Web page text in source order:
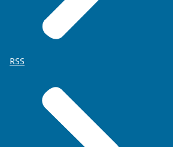
RSS